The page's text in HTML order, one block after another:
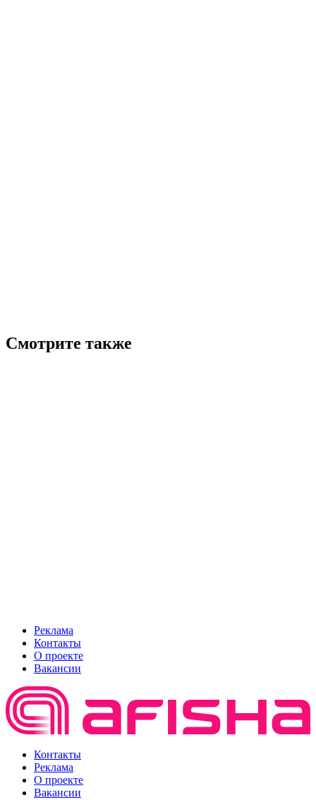
Смотрите также
Реклама
Контакты
О проекте
Вакансии
Контакты
Реклама
О проекте
Вакансии